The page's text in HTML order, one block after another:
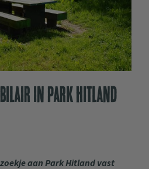
in Park Hitland
aan Park Hitland vast